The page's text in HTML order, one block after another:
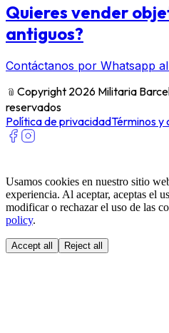
Quieres vender
antiguos?
Contáctanos por Whatsapp
﹫ Copyright 2026 Militaria
reservados
Política de privacidadTérminos y
Usamos cookies en nuestro sitio
experiencia. Al aceptar, aceptas el
modificar o rechazar el uso de las
policy.
Accept all Reject all